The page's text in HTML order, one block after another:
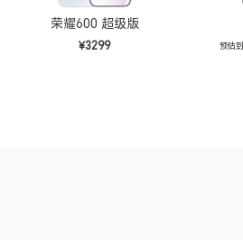
荣耀600 超级版
¥3299 预估